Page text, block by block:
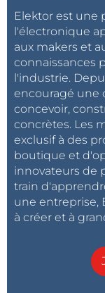
Elektor est une
l'électronique
aux makers et
connaissances
l'industrie.
encouragé une
concevoir,
concrètes. Les
exclusif à des
boutique et
innovateurs de
train
une entreprise,
à créer et à